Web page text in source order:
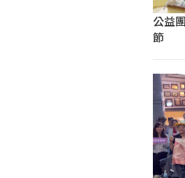
公益
節